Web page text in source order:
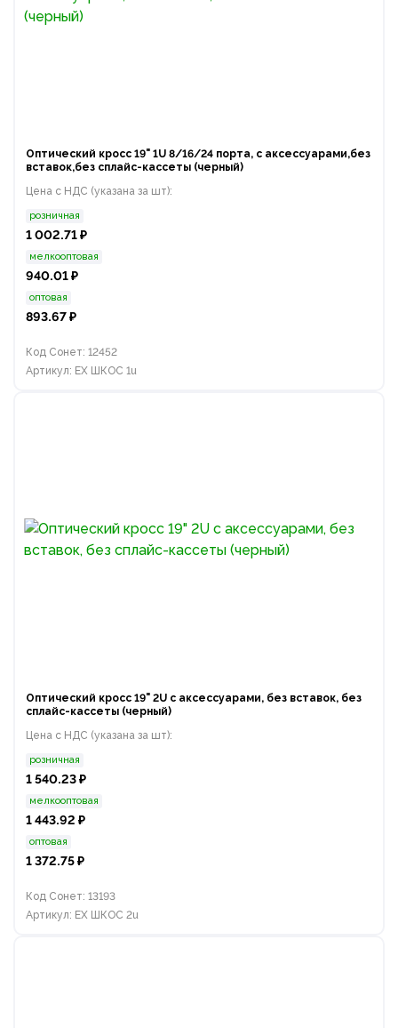
Оптический кросс 19" 1U 8/16/24 порта, с аксессуарами,без
вставок,без сплайс-кассеты (черный)
Цена с НДС (указана за шт):
розничная
1 002.71 ₽
мелкооптовая
940.01 ₽
оптовая
893.67 ₽
Код Сонет: 12452
Артикул: EX ШКОС 1u
Оптический кросс 19" 2U с аксессуарами, без вставок, без
сплайс-кассеты (черный)
Цена с НДС (указана за шт):
розничная
1 540.23 ₽
мелкооптовая
1 443.92 ₽
оптовая
1 372.75 ₽
Код Сонет: 13193
Артикул: EX ШКОС 2u